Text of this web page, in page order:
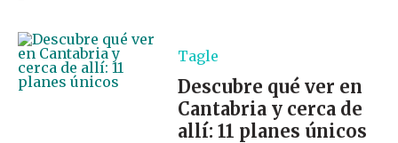
Tagle
Descubre qué ver en
Cantabria y cerca de
allí: 11 planes únicos